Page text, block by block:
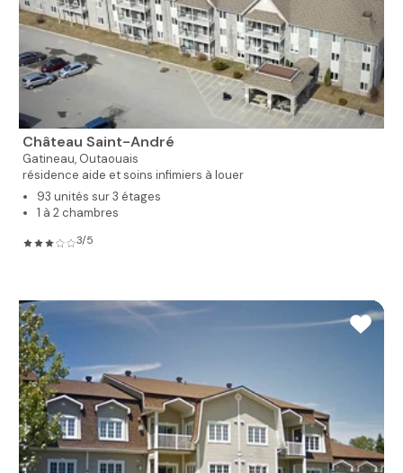
Château Saint-André
Gatineau, Outaouais
résidence aide et soins infimiers à louer
93 unités sur 3 étages
1 à 2 chambres
3/5